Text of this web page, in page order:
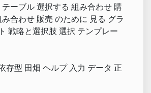
ーブル 選択する 組み合わせ 購
合わせ 販売 のために 見る グラ
戦略と選択肢 選択 テンプレー
存型 田畑 ヘルプ 入力 データ 正